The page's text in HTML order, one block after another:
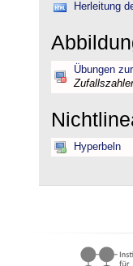
Herleitung
Übungen
Hyperbeln